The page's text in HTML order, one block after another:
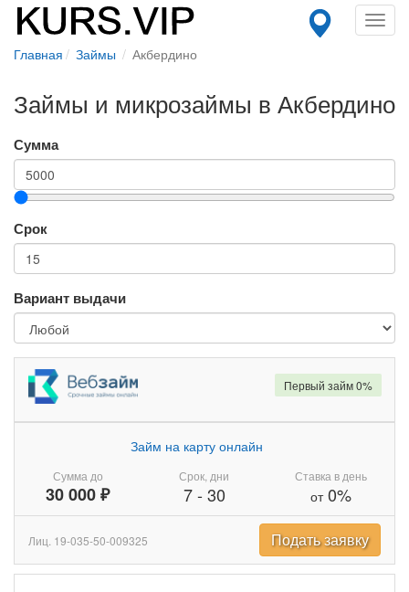
Главная Займы Акбердино
Займы и микрозаймы в Акбердино
Сумма
Срок
Вариант выдачи
Сумма до
30 000 ₽
Займ на карту онлайн
Срок, дни
7- 30
Ставка в день
от0%
Первый займ 0%
Лиц. 19-035-50-009325 Подать заявку